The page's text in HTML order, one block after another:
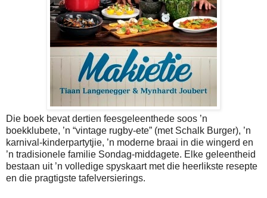
Die boek bevat dertien feesgeleenthede soos ’n
boekklubete, ’n “vintage rugby-ete” (met Schalk Burger), ’n
karnival-kinderpartytjie, ’n moderne braai in die wingerd en
’n tradisionele familie Sondag-middagete. Elke geleentheid
bestaan uit ’n volledige spyskaart met die heerlikste resepte
en die pragtigste tafelversierings.